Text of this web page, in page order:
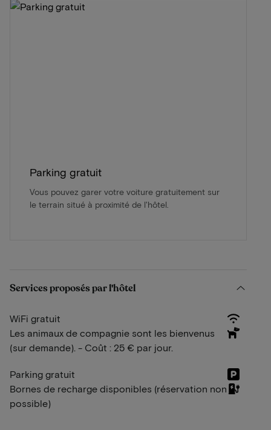
Parking gratuit
Vous pouvez garer votre voiture gratuitement sur
le terrain situé à proximité de l'hôtel.
Services proposés par l'hôtel
WiFi gratuit
Les animaux de compagnie sont les bienvenus
(sur demande). - Coût : 25 € par jour.
Parking gratuit
Bornes de recharge disponibles (réservation non
possible)